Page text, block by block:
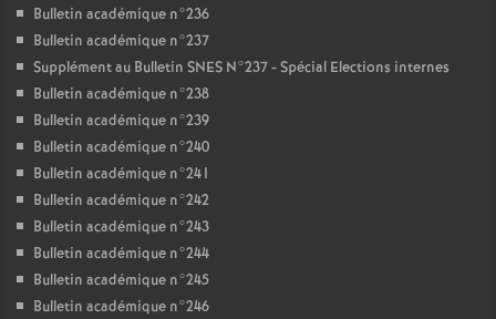
Bulletin académique n°236
Bulletin académique n°237
Supplément au Bulletin SNES N°237 - Spécial Elections internes
Bulletin académique n°238
Bulletin académique n°239
Bulletin académique n°240
Bulletin académique n°241
Bulletin académique n°242
Bulletin académique n°243
Bulletin académique n°244
Bulletin académique n°245
Bulletin académique n°246